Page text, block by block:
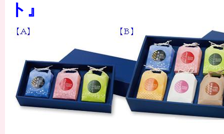
ト』